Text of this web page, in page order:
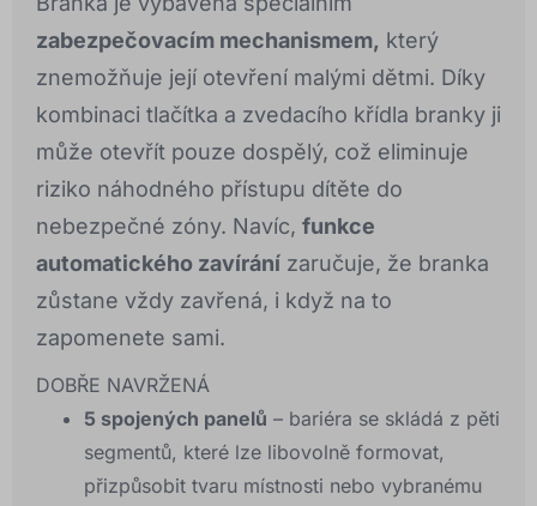
zabezpečovacím mechanismem, který
znemožňuje její otevření malými dětmi. Díky
kombinaci tlačítka a zvedacího křídla branky ji
může otevřít pouze dospělý, což eliminuje
riziko náhodného přístupu dítěte do
nebezpečné zóny. Navíc, funkce
automatického zavírání zaručuje, že branka
zůstane vždy zavřená, i když na to
zapomenete sami.
DOBŘE NAVRŽENÁ
5 spojených panelů – bariéra se skládá z pěti
segmentů, které lze libovolně formovat,
přizpůsobit tvaru místnosti nebo vybranému